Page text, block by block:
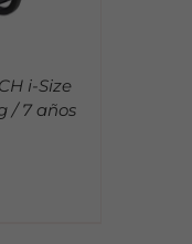
i-Size
/ 7 años